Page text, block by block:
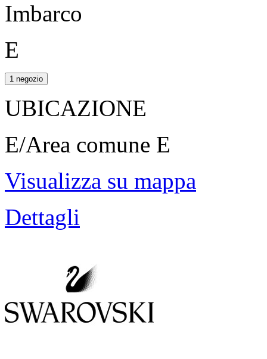
Imbarco
E
1 negozio
UBICAZIONE
E/Area comune E
Visualizza su mappa
Dettagli